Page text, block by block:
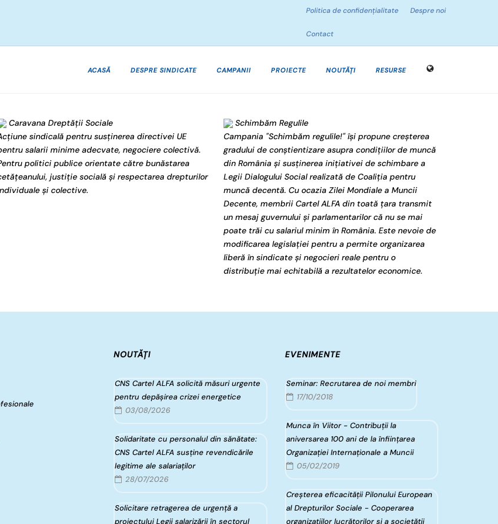
Politica de confidențialitate Despre noi
Contact
ACASĂ DESPRE SINDICATE CAMPANII PROIECTE NOUTĂȚI RESURSE
Caravana Dreptății Sociale
sindicală pentru susținerea directivei UE
salarii minime adecvate, negociere colectivă.
politici publice orientate către bunăstarea
justiție socială și respectarea drepturilor
și colective.
Schimbăm Regulile
Campania "Schimbăm regulile!" își propune creșterea
gradului de conștientizare asupra condițiilor de muncă
din România și susținerea inițiativei de schimbare a
Legii Dialogului Social realizată de Coaliția pentru
muncă decentă. Cu ocazia Zilei Mondiale a Muncii
Decente, membrii Cartel ALFA din toată țara transmit
un mesaj guvernului și parlamentarilor că nu se mai
poate trăi cu salariul minim în România. Este nevoie de
modificarea legislației pentru a permite organizarea
liberă în sindicate și negocieri reale pentru o
distribuție mai echitabilă a rezultatelor economice.
NOUTĂȚI
CNS Cartel ALFA solicită măsuri urgente
pentru depășirea crizei energetice
03/08/2026
Solidaritate cu personalul din sănătate:
CNS Cartel ALFA susține revendicările
legitime ale salariaților
28/07/2026
Solicitare retragerea de urgență a
proiectului Legii salarizării în sectorul
EVENIMENTE
Seminar: Recrutarea de noi membri
17/10/2018
Munca în Viitor - Contribuții la
aniversarea 100 ani de la înfiinţarea
Organizaţiei Internaţionale a Muncii
05/02/2019
Creșterea eficacității Pilonului European
al Drepturilor Sociale - Cooperarea
organizațiilor lucrătorilor și a societății